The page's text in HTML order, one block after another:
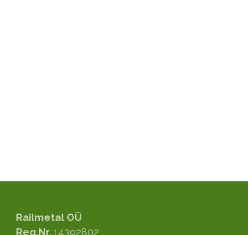
Railmetal OÜ
Reg.Nr. 14392802